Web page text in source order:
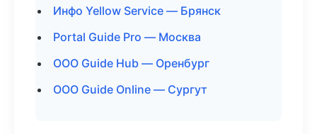
Инфо Yellow Service — Брянск
Portal Guide Pro — Москва
ООО Guide Hub — Оренбург
ООО Guide Online — Сургут